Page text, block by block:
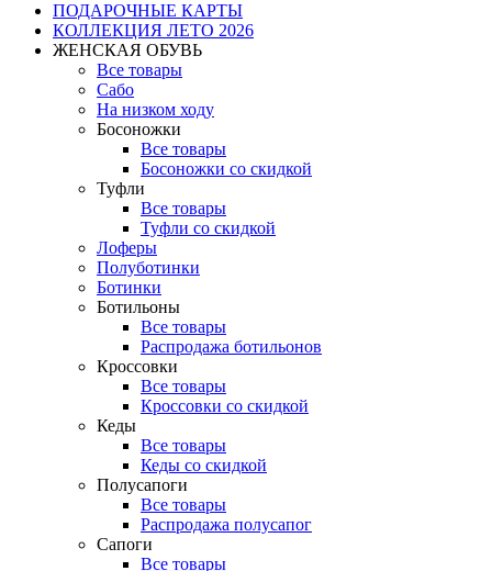
ПОДАРОЧНЫЕ КАРТЫ
КОЛЛЕКЦИЯ ЛЕТО 2026
ЖЕНСКАЯ ОБУВЬ
Все товары
Сабо
На низком ходу
Босоножки
Все товары
Босоножки со скидкой
Туфли
Все товары
Туфли со скидкой
Лоферы
Полуботинки
Ботинки
Ботильоны
Все товары
Распродажа ботильонов
Кроссовки
Все товары
Кроссовки со скидкой
Кеды
Все товары
Кеды со скидкой
Полусапоги
Все товары
Распродажа полусапог
Сапоги
Все товары